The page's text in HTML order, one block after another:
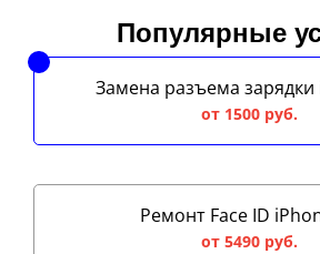
Популярные
Замена разъема зарядки
от 1500 руб.
Ремонт Face ID
от 5490 руб.